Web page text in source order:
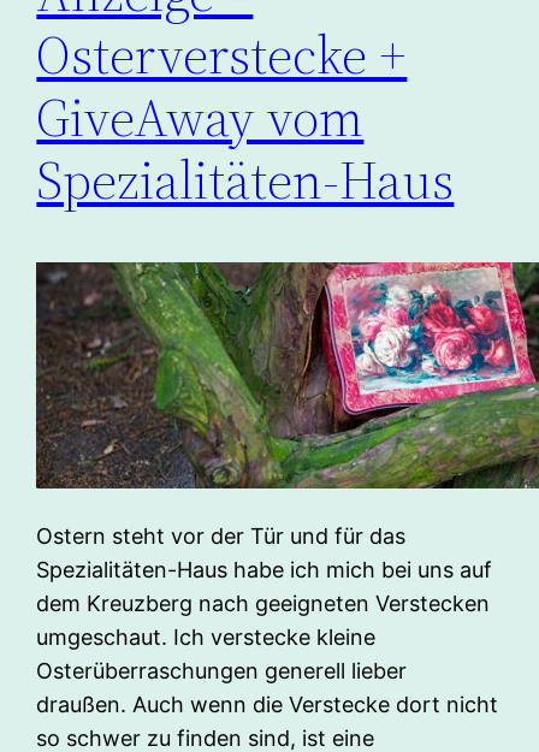
Osterverstecke +
GiveAway vom
Spezialitäten-Haus
Ostern steht vor der Tür und für das
Spezialitäten-Haus habe ich mich bei uns auf
dem Kreuzberg nach geeigneten Verstecken
umgeschaut. Ich verstecke kleine
Osterüberraschungen generell lieber
draußen. Auch wenn die Verstecke dort nicht
so schwer zu finden sind, ist eine